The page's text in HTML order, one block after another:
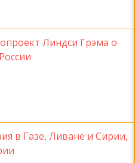
Линдси Грэма о
в Газе, Ливане и Сирии,